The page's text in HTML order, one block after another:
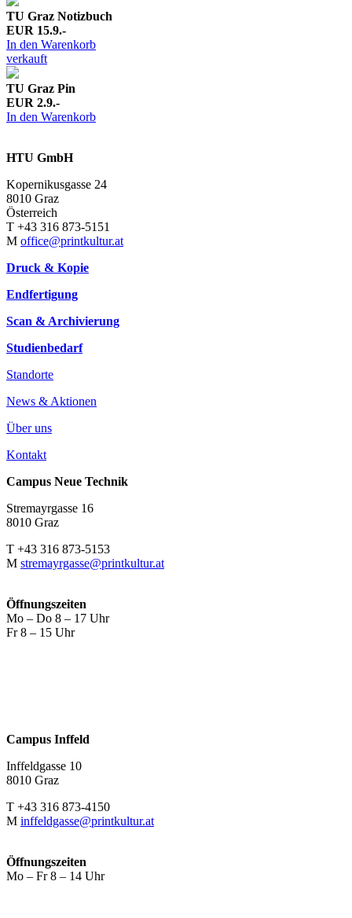
TU Graz Notizbuch
EUR 15.9.-
In den Warenkorb
verkauft
TU Graz Pin
EUR 2.9.-
In den Warenkorb
HTU GmbH
Kopernikusgasse 24
8010 Graz
Österreich
T +43 316 873-5151
M office@printkultur.at
Druck & Kopie
Endfertigung
Scan & Archivierung
Studienbedarf
Standorte
News & Aktionen
Über uns
Kontakt
Campus Neue Technik
Stremayrgasse 16
8010 Graz
T +43 316 873-5153
M stremayrgasse@printkultur.at
Öffnungszeiten
Mo – Do 8 – 17 Uhr
Fr 8 – 15 Uhr
Campus Inffeld
Inffeldgasse 10
8010 Graz
T +43 316 873-4150
M inffeldgasse@printkultur.at
Öffnungszeiten
Mo – Fr 8 – 14 Uhr